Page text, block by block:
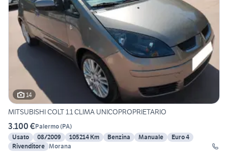
14
MITSUBISHI COLT 1.1 CLIMA UNICOPROPRIETARIO
3.100 €Palermo(PA)
Usato
08/2009 105214 Km Benzina Manuale
Euro 4
Rivenditore Morana